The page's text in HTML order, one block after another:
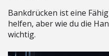
Bankdrücken ist eine
helfen, aber wie du die
wichtig.